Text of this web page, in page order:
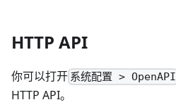
HTTP API
你可以打开 系统配置 > OpenAPI
HTTP API。